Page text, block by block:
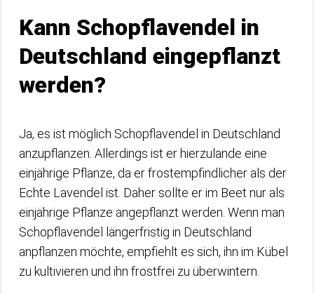
Kann Schopflavendel in
Deutschland eingepflanzt
werden?
Ja, es ist möglich Schopflavendel in Deutschland
anzupflanzen. Allerdings ist er hierzulande eine
einjährige Pflanze, da er frostempfindlicher als der
Echte Lavendel ist. Daher sollte er im Beet nur als
einjährige Pflanze angepflanzt werden. Wenn man
Schopflavendel längerfristig in Deutschland
anpflanzen möchte, empfiehlt es sich, ihn im Kübel
zu kultivieren und ihn frostfrei zu überwintern.